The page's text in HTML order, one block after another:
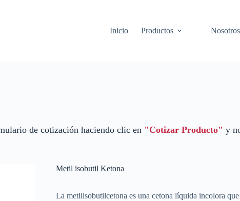
Inicio Productos Nosotros
de cotización haciendo clic en "Cotizar Producto" y
Metil isobutil Ketona
La metilisobutilcetona es una cetona líquida incolora